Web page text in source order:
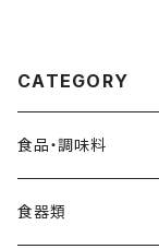
CATEGORY
食品・調味料
食器類